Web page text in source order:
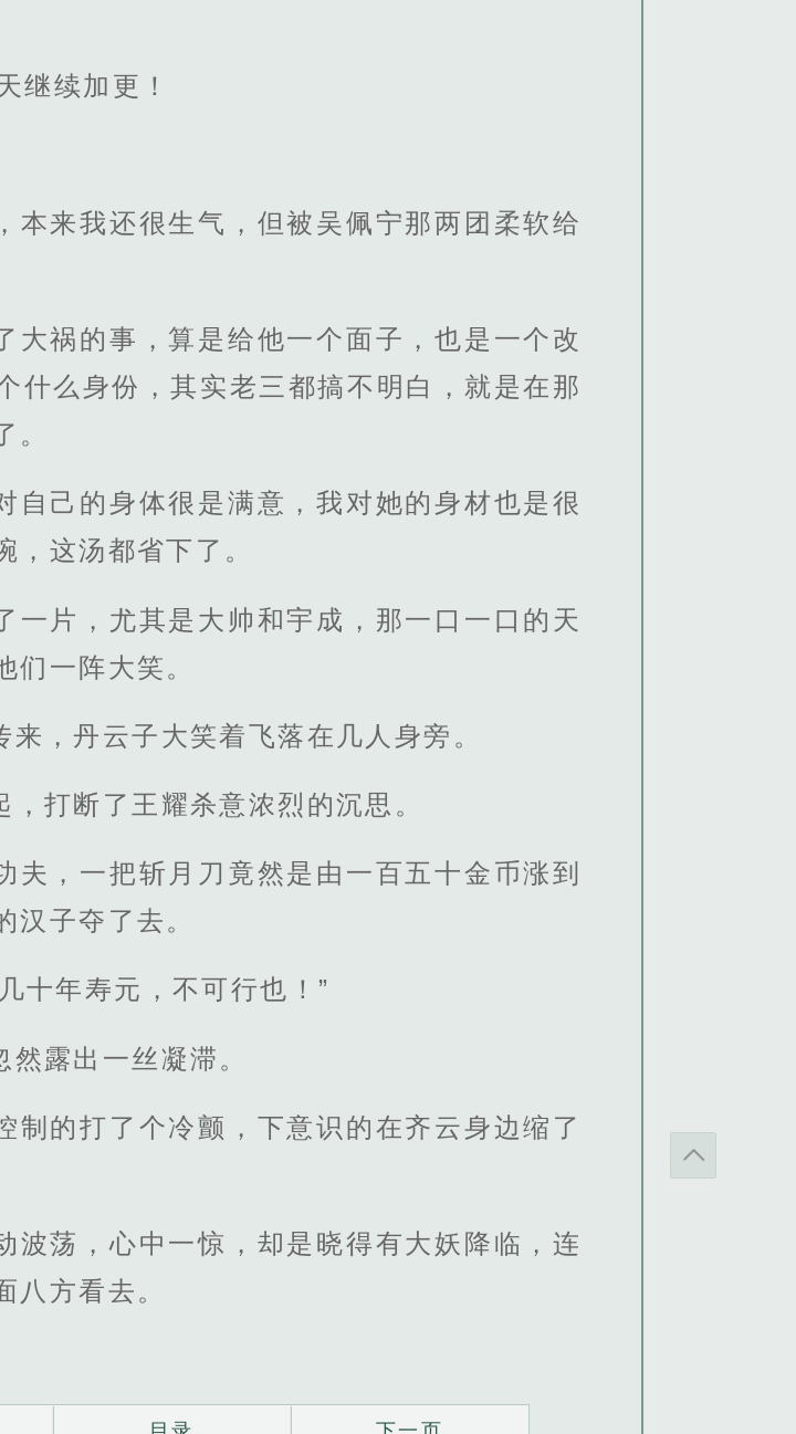
继续加更！
本来我还很生气，但被吴佩宁那两团柔软给
大祸的事，算是给他一个面子，也是一个改
什么身份，其实老三都搞不明白，就是在那
。
自己的身体很是满意，我对她的身材也是很
这汤都省下了。
一片，尤其是大帅和宇成，那一口一口的天
们一阵大笑。
，丹云子大笑着飞落在几人身旁。
打断了王耀杀意浓烈的沉思。
夫，一把斩月刀竟然是由一百五十金币涨到
汉子夺了去。
十年寿元，不可行也！”
露出一丝凝滞。
制的打了个冷颤，下意识的在齐云身边缩了
波荡，心中一惊，却是晓得有大妖降临，连
八方看去。